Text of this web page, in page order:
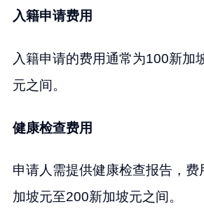
入籍申请费用
入籍申请的费用通常为100新加
元之间。
健康检查费用
申请人需提供健康检查报告，
加坡元至200新加坡元之间。